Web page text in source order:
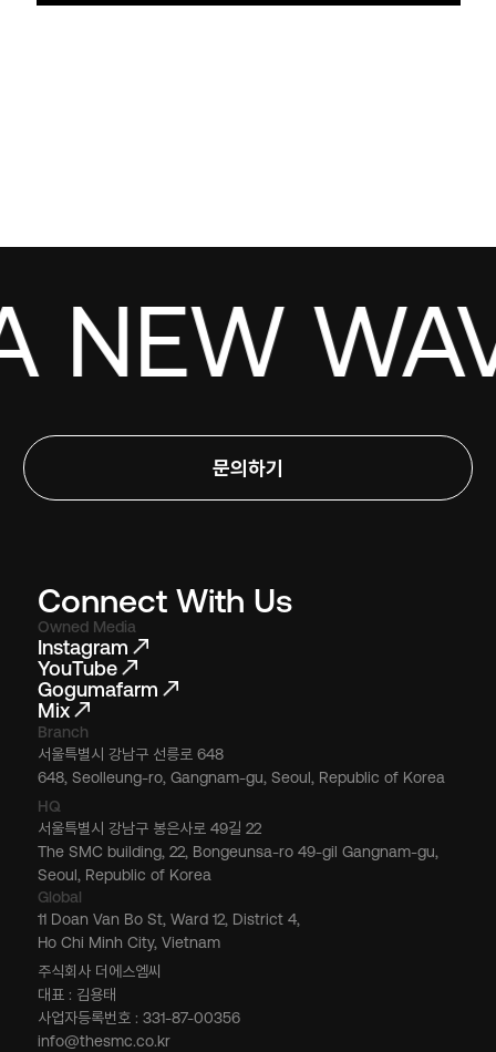
문의하기
Connect With Us
Owned Media
Instagram
YouTube
Gogumafarm
Mix
HQ
서울특별시 강남구 봉은사로 49길 22
The SMC building, 22, Bongeunsa-ro 49-gil Gangnam-gu,
Seoul, Republic of Korea
Branch
서울특별시 강남구 선릉로 648
648, Seolleung-ro, Gangnam-gu, Seoul, Republic of Korea
Global
11 Doan Van Bo St, Ward 12, District 4,
Ho Chi Minh City, Vietnam
주식회사 더에스엠씨
대표 : 김용태
사업자등록번호 : 331-87-00356
info@thesmc.co.kr